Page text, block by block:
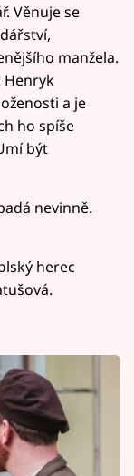
Věnuje se
manžela.
Henryk
a je
ho spíše
být
nevinně.
herec